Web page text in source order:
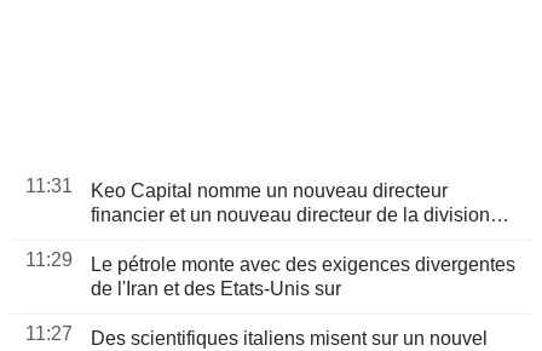
11:31
Keo Capital nomme un nouveau directeur
financier et un nouveau directeur de la division
11:29
Le pétrole monte avec des exigences divergentes
de l'Iran et des Etats-Unis sur
11:27
Des scientifiques italiens misent sur un nouvel